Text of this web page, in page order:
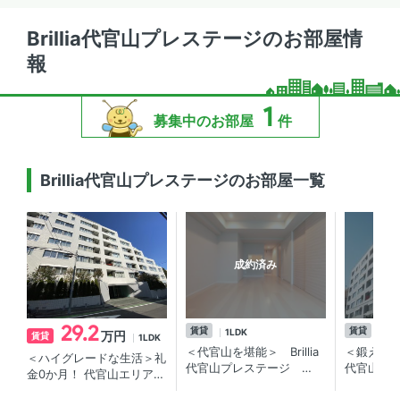
Brillia代官山プレステージのお部屋情
報
募集中のお部屋 1 件
Brillia代官山プレステージのお部屋一覧
賃貸 29.2万円 1LDK
＜ハイグレードな生活＞礼
金0か月！ 代官山エリアの
成約済み
賃貸 1LDK
＜代官山を堪能＞ Brillia
代官山プレステージ
賃貸
＜鍛える
代官山プ